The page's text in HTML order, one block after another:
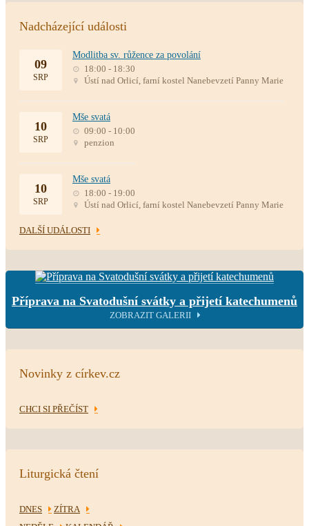
Nadcházející události
09
SRP
Modlitba sv. růžence za povolání
18:00 - 18:30
Ústí nad Orlicí, farní kostel Nanebevzetí Panny Marie
10
SRP
Mše svatá
09:00 - 10:00
penzion
10
SRP
Mše svatá
18:00 - 19:00
Ústí nad Orlicí, farní kostel Nanebevzetí Panny Marie
DALŠÍ UDÁLOSTI
Příprava na Svatodušní svátky a přijetí katechumenů
ZOBRAZIT GALERII
Novinky z církev.cz
CHCI SI PŘEČÍST
Liturgická čtení
DNES
ZÍTRA